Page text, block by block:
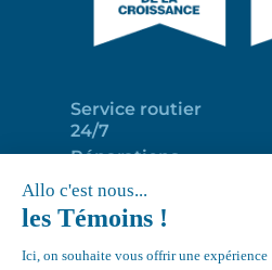
Service routier
24/7
Réparations
Programme
d’entretien
Déneigement
de toits